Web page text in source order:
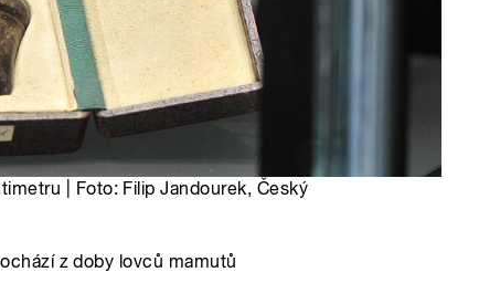
| Foto: Filip Jandourek, Český
z doby lovců mamutů